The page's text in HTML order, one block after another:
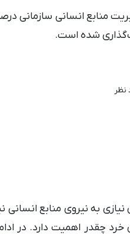
منابع انسانی سازمانی
شده است.
نظر
به نیروی منابع
چقدر اهمیت دارد. در